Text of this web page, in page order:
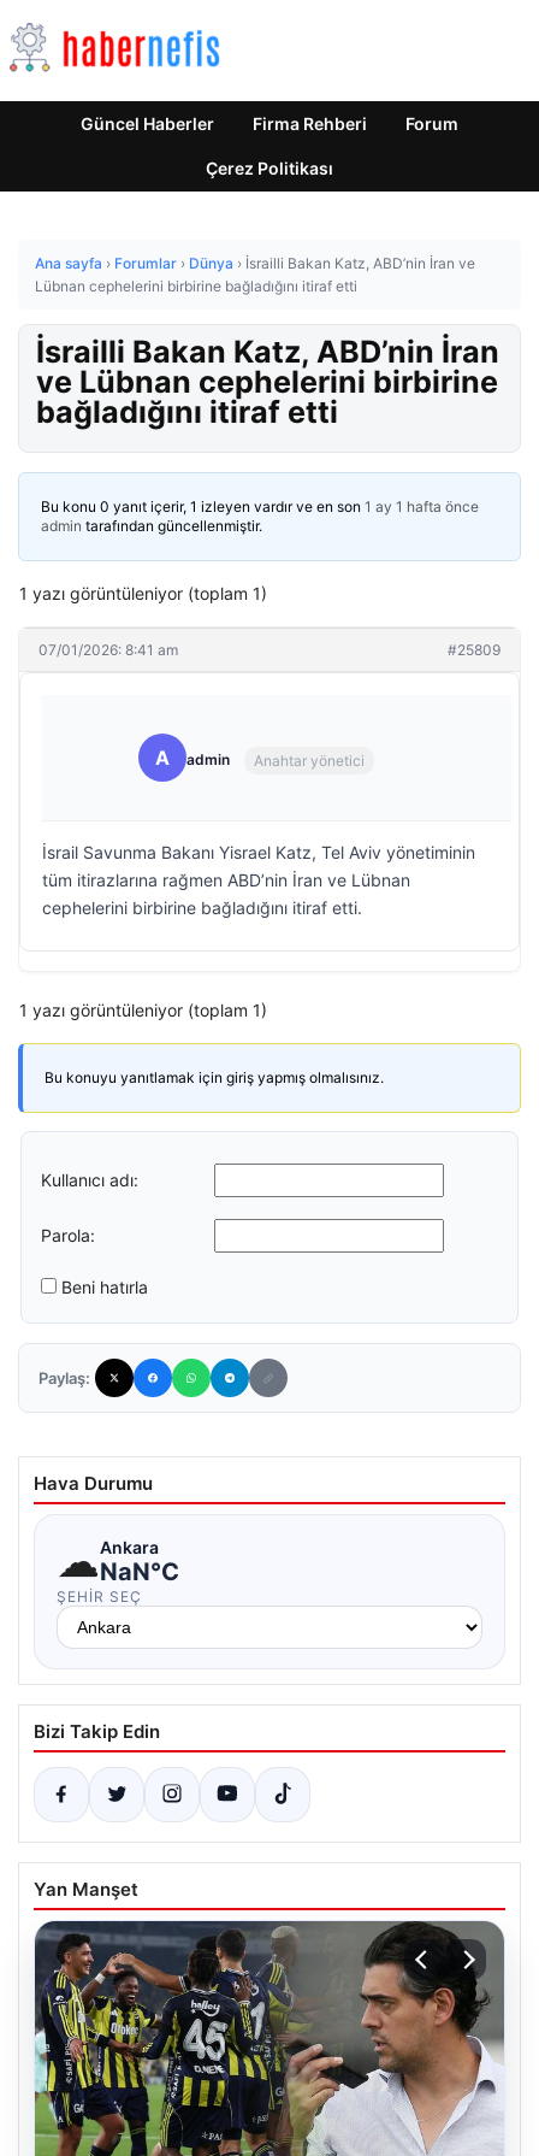
Güncel Haberler Firma Rehberi Forum
Çerez Politikası
Ana sayfa › Forumlar › Dünya › İsrailli Bakan Katz, ABD’nin İran ve
Lübnan cephelerini birbirine bağladığını itiraf etti
İsrailli Bakan Katz, ABD’nin İran
ve Lübnan cephelerini birbirine
bağladığını itiraf etti
Bu konu 0 yanıt içerir, 1 izleyen vardır ve en son 1 ay 1 hafta önce
admin tarafından güncellenmiştir.
1 yazı görüntüleniyor (toplam 1)
07/01/2026: 8:41 am #25809
A admin Anahtar yönetici
İsrail Savunma Bakanı Yisrael Katz, Tel Aviv yönetiminin
tüm itirazlarına rağmen ABD’nin İran ve Lübnan
cephelerini birbirine bağladığını itiraf etti.
1 yazı görüntüleniyor (toplam 1)
Bu konuyu yanıtlamak için giriş yapmış olmalısınız.
Kullanıcı adı:
Parola:
Beni hatırla
Paylaş:
Hava Durumu
☁Ankara
NaN°C
ŞEHIR SEÇ
Bizi Takip Edin
Yan Manşet